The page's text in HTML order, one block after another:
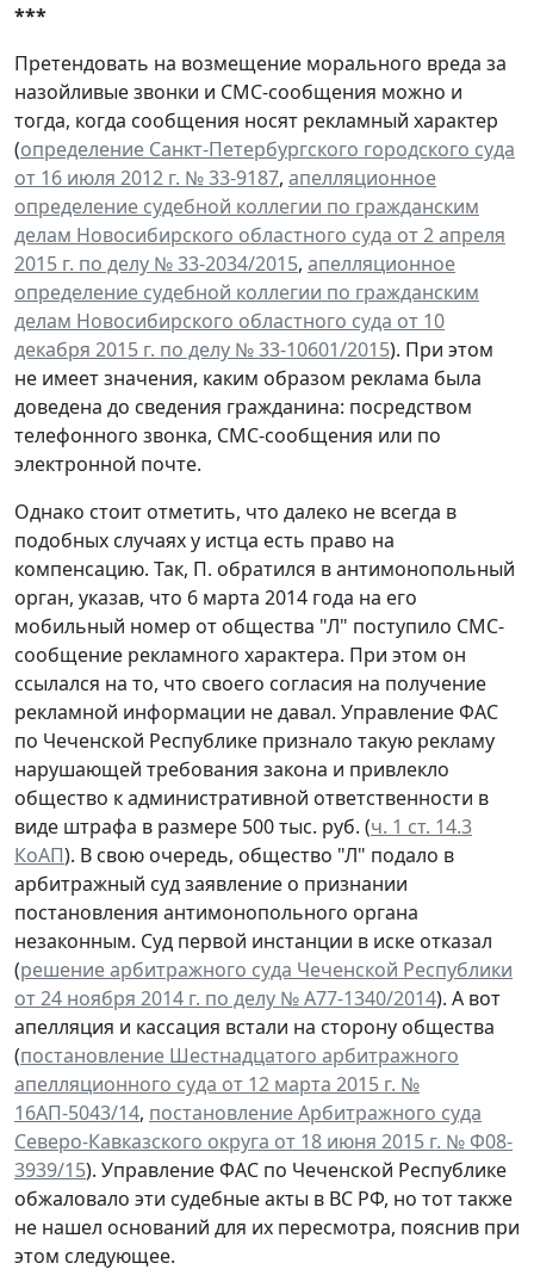
***
Претендовать на возмещение морального вреда за
назойливые звонки и СМС-сообщения можно и
тогда, когда сообщения носят рекламный характер
(определение Санкт-Петербургского городского суда
от 16 июля 2012 г. № 33-9187, апелляционное
определение судебной коллегии по гражданским
делам Новосибирского областного суда от 2 апреля
2015 г. по делу № 33-2034/2015, апелляционное
определение судебной коллегии по гражданским
делам Новосибирского областного суда от 10
декабря 2015 г. по делу № 33-10601/2015). При этом
не имеет значения, каким образом реклама была
доведена до сведения гражданина: посредством
телефонного звонка, СМС-сообщения или по
электронной почте.
Однако стоит отметить, что далеко не всегда в
подобных случаях у истца есть право на
компенсацию. Так, П. обратился в антимонопольный
орган, указав, что 6 марта 2014 года на его
мобильный номер от общества "Л" поступило СМС-
сообщение рекламного характера. При этом он
ссылался на то, что своего согласия на получение
рекламной информации не давал. Управление ФАС
по Чеченской Республике признало такую рекламу
нарушающей требования закона и привлекло
общество к административной ответственности в
виде штрафа в размере 500 тыс. руб. (ч. 1 ст. 14.3
КоАП). В свою очередь, общество "Л" подало в
арбитражный суд заявление о признании
постановления антимонопольного органа
незаконным. Суд первой инстанции в иске отказал
(решение арбитражного суда Чеченской Республики
от 24 ноября 2014 г. по делу № А77-1340/2014). А вот
апелляция и кассация встали на сторону общества
(постановление Шестнадцатого арбитражного
апелляционного суда от 12 марта 2015 г. №
16АП-5043/14, постановление Арбитражного суда
Северо-Кавказского округа от 18 июня 2015 г. № Ф08-
3939/15). Управление ФАС по Чеченской Республике
обжаловало эти судебные акты в ВС РФ, но тот также
не нашел оснований для их пересмотра, пояснив при
этом следующее.